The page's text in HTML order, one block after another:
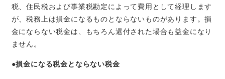
税、住民税および事業税勘定によって費用として経理します
が、税務上は損金になるものとならないものがあります。損
金にならない税金は、もちろん還付された場合も益金になり
ません。
●損金になる税金とならない税金